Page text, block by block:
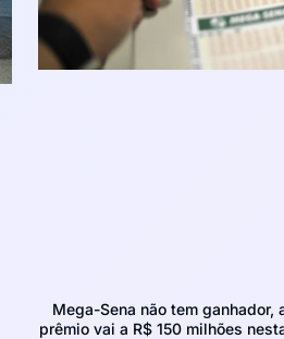
Mega-Sena não tem ganhador,
prêmio vai a R$ 150 milhões